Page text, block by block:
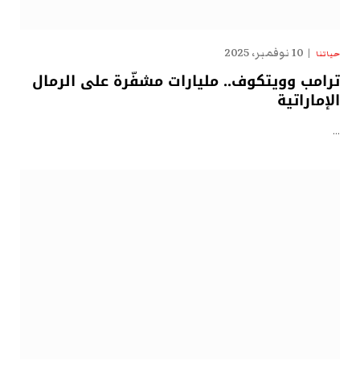
حياتنا 10 نوفمبر، 2025
ترامب وويتكوف.. مليارات مشفّرة على الرمال
الإماراتية
…